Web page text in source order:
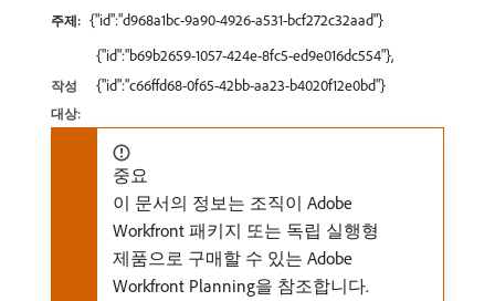
주제: {"id":"d968a1bc-9a90-4926-a531-bcf272c32aad"}
작성
대상:
{"id":"b69b2659-1057-424e-8fc5-ed9e016dc554"},
{"id":"c66ffd68-0f65-42bb-aa23-b4020f12e0bd"}
중요
이 문서의 정보는 조직이 Adobe
Workfront 패키지 또는 독립 실행형
제품으로 구매할 수 있는 Adobe
Workfront Planning을 참조합니다.